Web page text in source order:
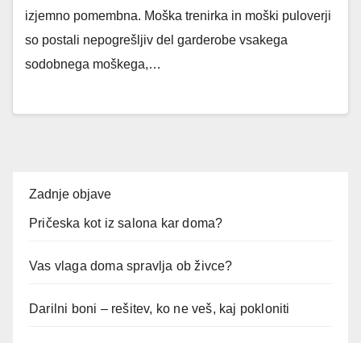
izjemno pomembna. Moška trenirka in moški puloverji
so postali nepogrešljiv del garderobe vsakega
sodobnega moškega,…
Zadnje objave
Pričeska kot iz salona kar doma?
Vas vlaga doma spravlja ob živce?
Darilni boni – rešitev, ko ne veš, kaj pokloniti